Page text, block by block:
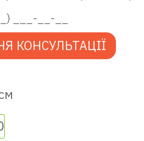
КОНСУЛЬТАЦІЇ